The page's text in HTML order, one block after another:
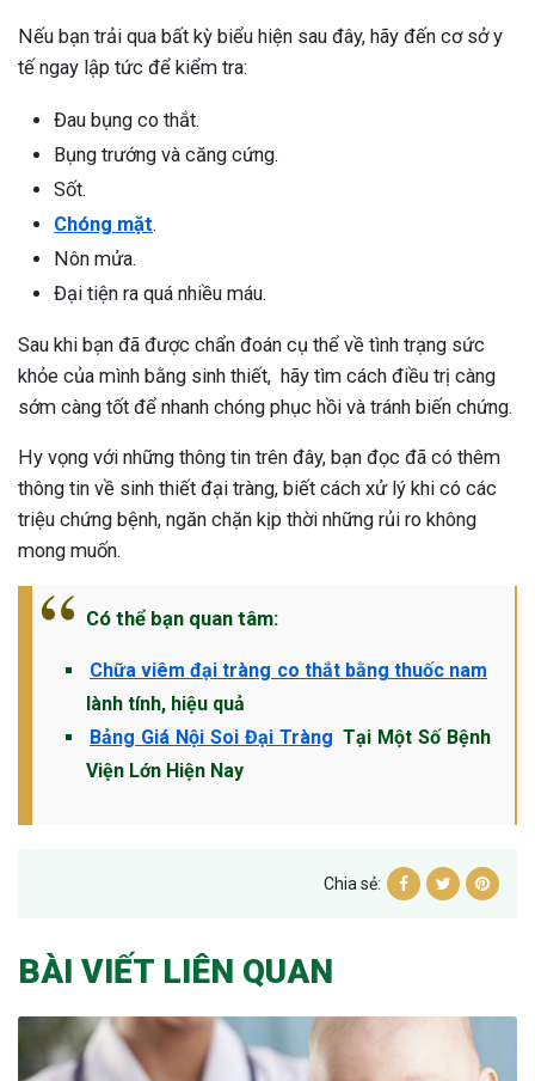
Nếu bạn trải qua bất kỳ biểu hiện sau đây, hãy đến cơ sở y
tế ngay lập tức để kiểm tra:
Đau bụng co thắt.
Bụng trướng và căng cứng.
Sốt.
Chóng mặt.
Nôn mửa.
Đại tiện ra quá nhiều máu.
Sau khi bạn đã được chẩn đoán cụ thể về tình trạng sức
khỏe của mình bằng sinh thiết, hãy tìm cách điều trị càng
sớm càng tốt để nhanh chóng phục hồi và tránh biến chứng.
Hy vọng với những thông tin trên đây, bạn đọc đã có thêm
thông tin về sinh thiết đại tràng, biết cách xử lý khi có các
triệu chứng bệnh, ngăn chặn kịp thời những rủi ro không
mong muốn.
Có thể bạn quan tâm:
Chữa viêm đại tràng co thắt bằng thuốc nam
lành tính, hiệu quả
Bảng Giá Nội Soi Đại Tràng Tại Một Số Bệnh
Viện Lớn Hiện Nay
Chia sẻ:
BÀI VIẾT LIÊN QUAN